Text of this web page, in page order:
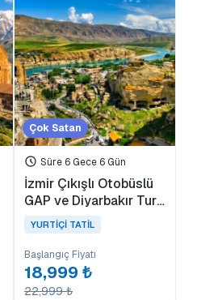
Çok Satan
Süre 6 Gece 6 Gün
İzmir Çıkışlı Otobüslü
GAP ve Diyarbakır Turu
(6 Gün 6 Gece)
YURTİÇİ TATİL
Başlangıç Fiyatı
18,999 ₺
22,999 ₺